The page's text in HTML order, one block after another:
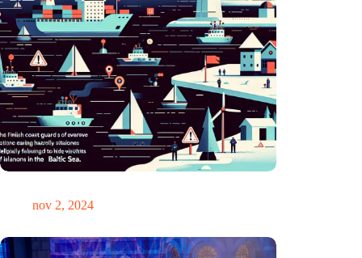
nov 2, 2024